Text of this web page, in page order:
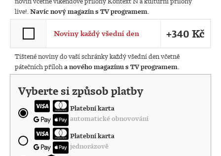
live!. Navíc nový magazín s TV programem.
Noviny každý všední den +340 Kč
Tištené noviny do vaší schránky každý všední den včetně
pátečních příloha nového magazínu s TV programem.
Vyberte si způsob platby
Platební karta
automatické obnovování
Platební karta
jednorázově